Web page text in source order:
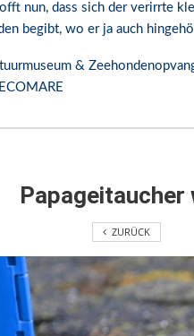
nun, dass sich der verirrte
begibt, wo er ja auch
&
Papageitaucher
ZURÜCK